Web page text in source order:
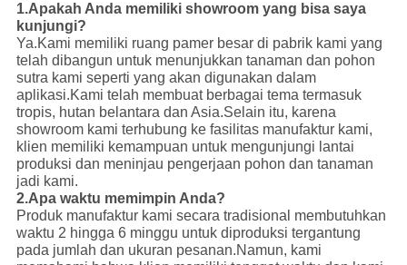
1.Apakah Anda memiliki showroom yang bisa saya
kunjungi?
Ya.Kami memiliki ruang pamer besar di pabrik kami yang
telah dibangun untuk menunjukkan tanaman dan pohon
sutra kami seperti yang akan digunakan dalam
aplikasi.Kami telah membuat berbagai tema termasuk
tropis, hutan belantara dan Asia.Selain itu, karena
showroom kami terhubung ke fasilitas manufaktur kami,
klien memiliki kemampuan untuk mengunjungi lantai
produksi dan meninjau pengerjaan pohon dan tanaman
jadi kami.
2.Apa waktu memimpin Anda?
Produk manufaktur kami secara tradisional membutuhkan
waktu 2 hingga 6 minggu untuk diproduksi tergantung
pada jumlah dan ukuran pesanan.Namun, kami